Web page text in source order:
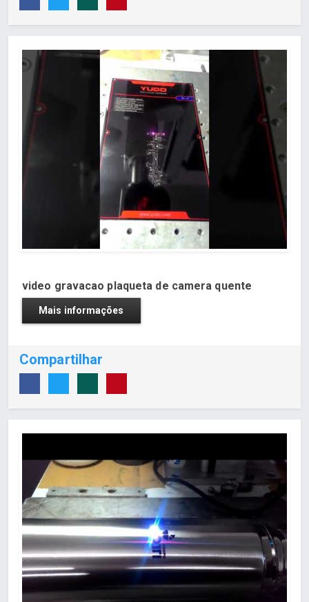
video gravacao plaqueta de camera quente
Mais informações
Compartilhar